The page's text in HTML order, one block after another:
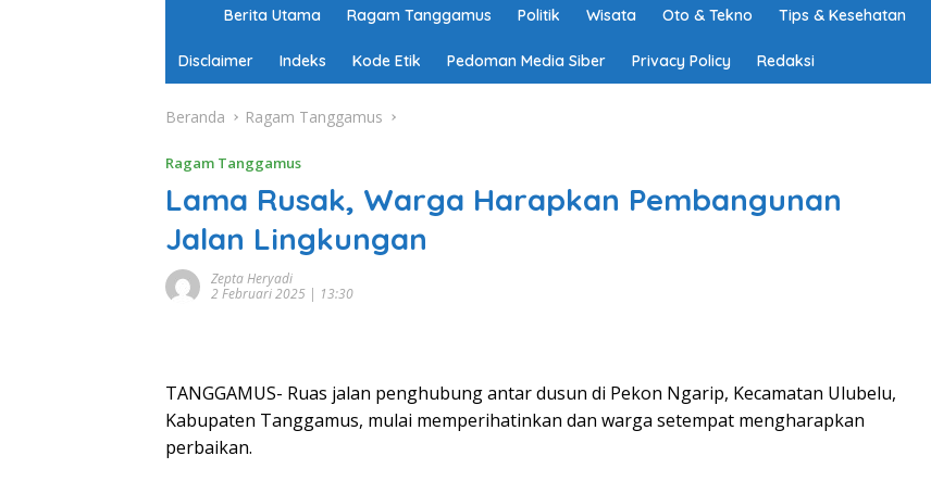
m
e
Berita Utama Ragam Tanggamus Politik Wisata Oto & Tekno Tips & Kesehatan
Disclaimer Indeks Kode Etik Pedoman Media Siber Privacy Policy Redaksi
Beranda Ragam Tanggamus
Ragam Tanggamus
Lama Rusak, Warga Harapkan Pembangunan
Jalan Lingkungan
Zepta Heryadi
2 Februari 2025 | 13:30
TANGGAMUS- Ruas jalan penghubung antar dusun di Pekon Ngarip, Kecamatan Ulubelu,
Kabupaten Tanggamus, mulai memperihatinkan dan warga setempat mengharapkan
perbaikan.